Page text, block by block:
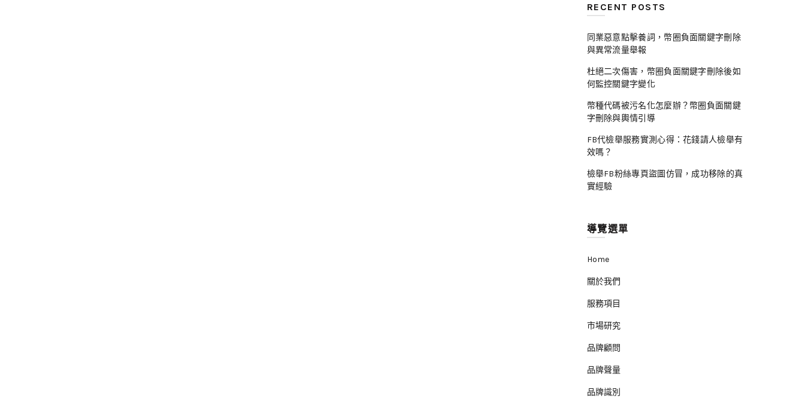
RECENT POSTS
同業惡意點擊養詞，幣圈負面關鍵字刪除
與異常流量舉報
杜絕二次傷害，幣圈負面關鍵字刪除後如
何監控關鍵字變化
幣種代碼被污名化怎麼辦？幣圈負面關鍵
字刪除與輿情引導
FB代檢舉服務實測心得：花錢請人檢舉有
效嗎？
檢舉FB粉絲專頁盜圖仿冒，成功移除的真
實經驗
導覽選單
Home
關於我們
服務項目
市場研究
品牌顧問
品牌聲量
品牌識別